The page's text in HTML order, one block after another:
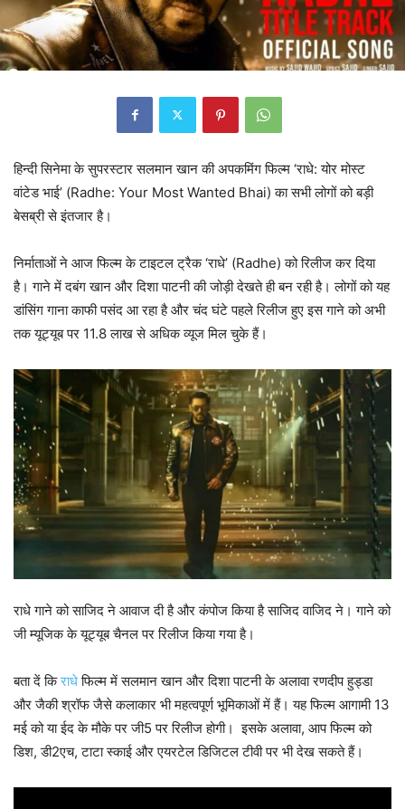
हिन्दी सिनेमा के सुपरस्टार सलमान खान की अपकमिंग फिल्म ‘राधे: योर मोस्ट
वांटेड भाई’ (Radhe: Your Most Wanted Bhai) का सभी लोगों को बड़ी
बेसब्री से इंतजार है।
निर्माताओं ने आज फिल्म के टाइटल ट्रैक ‘राधे’ (Radhe) को रिलीज कर दिया
है। गाने में दबंग खान और दिशा पाटनी की जोड़ी देखते ही बन रही है। लोगों को यह
डांसिंग गाना काफी पसंद आ रहा है और चंद घंटे पहले रिलीज हुए इस गाने को अभी
तक यूट्यूब पर 11.8 लाख से अधिक व्यूज मिल चुके हैं।
राधे गाने को साजिद ने आवाज दी है और कंपोज किया है साजिद वाजिद ने। गाने को
जी म्यूजिक के यूट्यूब चैनल पर रिलीज किया गया है।
बता दें किराधेफिल्म में सलमान खान और दिशा पाटनी के अलावा रणदीप हुड्डा
और जैकी श्रॉफ जैसे कलाकार भी महत्वपूर्ण भूमिकाओं में हैं। यह फिल्म आगामी 13
मई को या ईद के मौके पर जी5 पर रिलीज होगी। इसके अलावा, आप फिल्म को
डिश, डी2एच, टाटा स्काई और एयरटेल डिजिटल टीवी पर भी देख सकते हैं।